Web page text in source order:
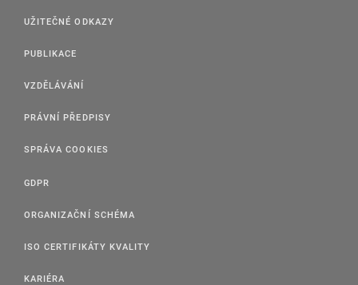
UŽITEČNÉ ODKAZY
PUBLIKACE
VZDĚLÁVÁNÍ
PRÁVNÍ PŘEDPISY
SPRÁVA COOKIES
GDPR
ORGANIZAČNÍ SCHÉMA
ISO CERTIFIKÁTY KVALITY
KARIÉRA